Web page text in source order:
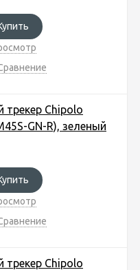
трекер Chipolo
GN-R), зеленый
трекер Chipolo